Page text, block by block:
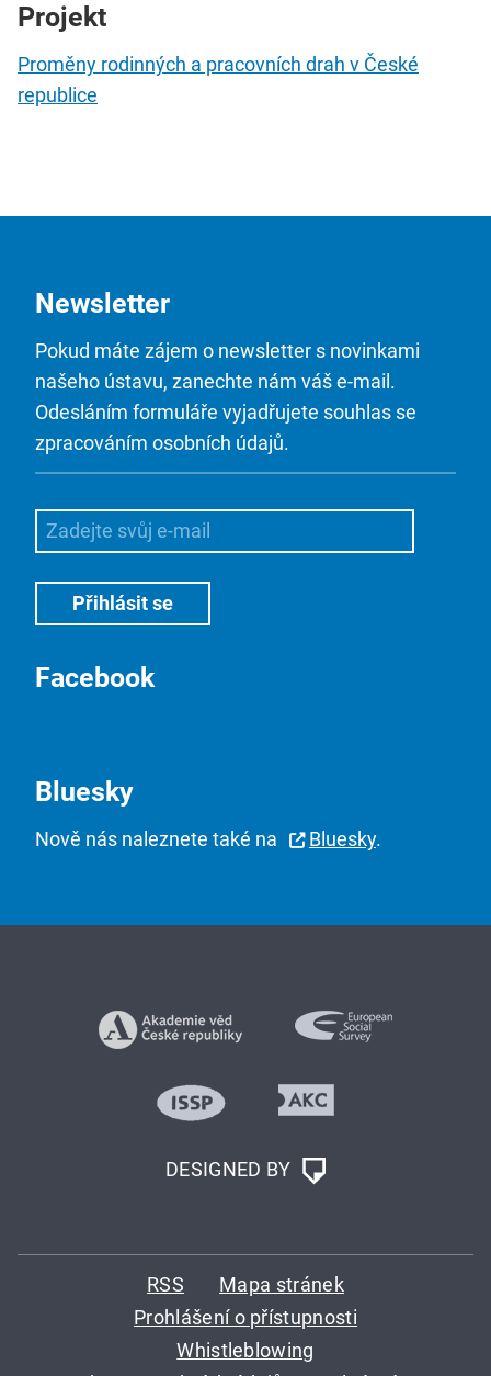
Projekt
Proměny rodinných a pracovních drah v České
republice
Newsletter
Pokud máte zájem o newsletter s novinkami
našeho ústavu, zanechte nám váš e-mail.
Odesláním formuláře vyjadřujete souhlas se
zpracováním osobních údajů.
Facebook
Bluesky
Nově nás naleznete také na Bluesky.
DESIGNED BY
RSS
Mapa stránek
Prohlášení o přístupnosti
Whistleblowing